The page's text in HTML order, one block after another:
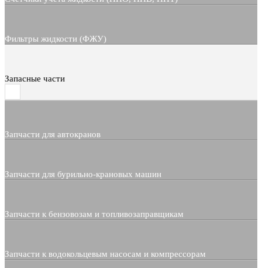
Фильтры жидкости (ФЖУ)
Запасные части
Запчасти для автокранов
Запчасти для бурильно-крановых машин
Запчасти к бензовозам и топливозаправщикам
Запчасти к водокольцевым насосам и компрессорам